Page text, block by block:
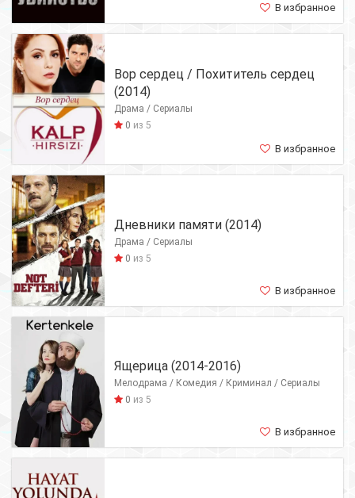
В избранное
Вор сердец / Похититель сердец
(2014)
Драма / Сериалы
0 из 5
В избранное
Дневники памяти (2014)
Драма / Сериалы
0 из 5
В избранное
Ящерица (2014-2016)
Мелодрама / Комедия / Криминал / Сериалы
0 из 5
В избранное